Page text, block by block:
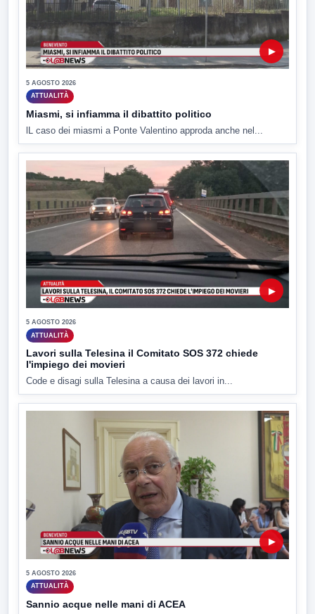
▶
5 AGOSTO 2026
ATTUALITÀ
Miasmi, si infiamma il dibattito politico
lL caso dei miasmi a Ponte Valentino approda anche nel...
▶
5 AGOSTO 2026
ATTUALITÀ
Lavori sulla Telesina il Comitato SOS 372 chiede
l'impiego dei movieri
Code e disagi sulla Telesina a causa dei lavori in...
▶
5 AGOSTO 2026
ATTUALITÀ
Sannio acque nelle mani di ACEA